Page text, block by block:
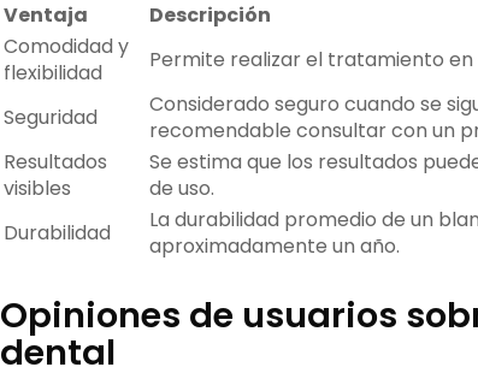
Ventaja
Descripción
Comodidad y
flexibilidad
Permite realizar el tratamiento
Seguridad
Considerado seguro cuando se
recomendable consultar con un
Resultados
visibles
Se estima que los resultados
de uso.
Durabilidad
La durabilidad promedio de un
aproximadamente un año.
Opiniones de usuarios
dental